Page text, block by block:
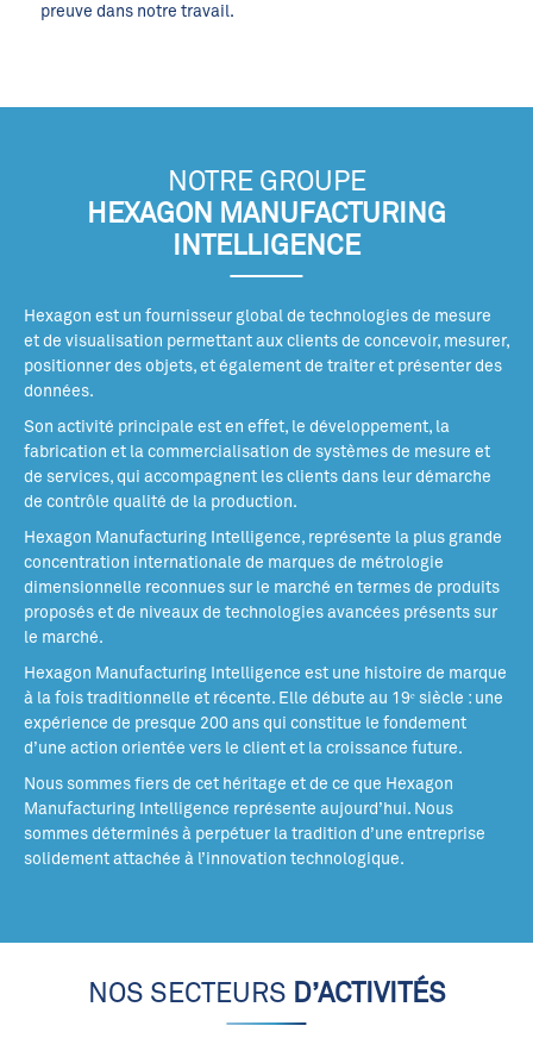
preuve dans notre travail.
NOTRE GROUPE
HEXAGON MANUFACTURING
INTELLIGENCE
Hexagon est un fournisseur global de technologies de mesure
et de visualisation permettant aux clients de concevoir, mesurer,
positionner des objets, et également de traiter et présenter des
données.
Son activité principale est en effet, le développement, la
fabrication et la commercialisation de systèmes de mesure et
de services, qui accompagnent les clients dans leur démarche
de contrôle qualité de la production.
Hexagon Manufacturing Intelligence, représente la plus grande
concentration internationale de marques de métrologie
dimensionnelle reconnues sur le marché en termes de produits
proposés et de niveaux de technologies avancées présents sur
le marché.
Hexagon Manufacturing Intelligence est une histoire de marque
à la fois traditionnelle et récente. Elle débute au 19ᵉ siècle : une
expérience de presque 200 ans qui constitue le fondement
d’une action orientée vers le client et la croissance future.
Nous sommes fiers de cet héritage et de ce que Hexagon
Manufacturing Intelligence représente aujourd’hui. Nous
sommes déterminés à perpétuer la tradition d’une entreprise
solidement attachée à l’innovation technologique.
NOS SECTEURS D’ACTIVITÉS